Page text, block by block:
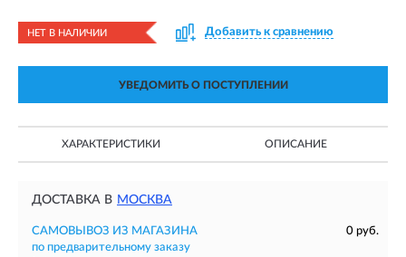
НЕТ В НАЛИЧИИ Добавить к сравнению
УВЕДОМИТЬ О ПОСТУПЛЕНИИ
ХАРАКТЕРИСТИКИ ОПИСАНИЕ
ДОСТАВКА В МОСКВА
САМОВЫВОЗ ИЗ МАГАЗИНА
0 руб.
по предварительному заказу